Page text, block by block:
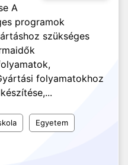
A
programok
szükséges
folyamatokhoz
Egyetem